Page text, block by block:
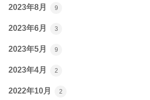
2023年8月 9
2023年6月 3
2023年5月 9
2023年4月 2
2022年10月 2